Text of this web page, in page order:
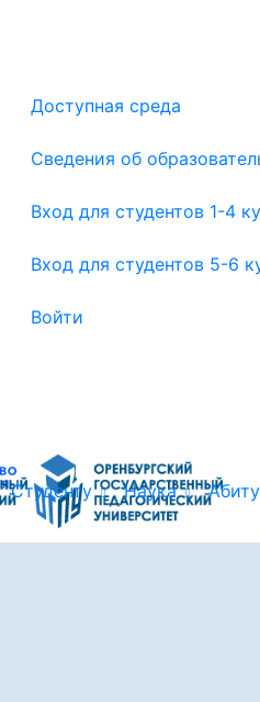
Доступная среда
Сведения об
Вход для студентов 1-4
Вход для студентов 5-6
Войти
Студенту Наука